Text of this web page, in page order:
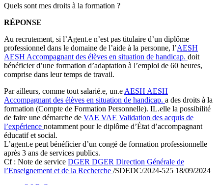
Quels sont mes droits à la formation ?
RÉPONSE
Au recrutement, si l’Agent.e n’est pas titulaire d’un diplôme
professionnel dans le domaine de l’aide à la personne, l’AESH
AESH Accompagnant des élèves en situation de handicap. doit
bénéficier d’une formation d’adaptation à l’emploi de 60 heures,
comprise dans leur temps de travail.
Par ailleurs, comme tout salarié.e, un.e AESH AESH
Accompagnant des élèves en situation de handicap. a des droits à la
formation (Compte de Formation Personnelle). IL.elle la possibilité
de faire une démarche de VAE VAE Validation des acquis de
l’expérience notamment pour le diplôme d’État d’accompagnant
éducatif et social.
L’agent.e peut bénéficier d’un congé de formation professionnelle
après 3 ans de services publics.
Cf : Note de service DGER DGER Direction Générale de
l’Enseignement et de la Recherche /SDEDC/2024-525 18/09/2024